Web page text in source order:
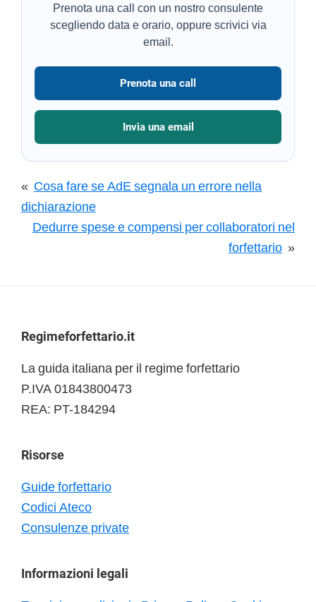
Prenota una call con un nostro consulente
scegliendo data e orario, oppure scrivici via
email.
Prenota una call
Invia una email
« Cosa fare se AdE segnala un errore nella
dichiarazione
Dedurre spese e compensi per collaboratori nel
forfettario »
Footer
Regimeforfettario.it
La guida italiana per il regime forfettario
P.IVA 01843800473
REA: PT-184294
Risorse
Guide forfettario
Codici Ateco
Consulenze private
Informazioni legali